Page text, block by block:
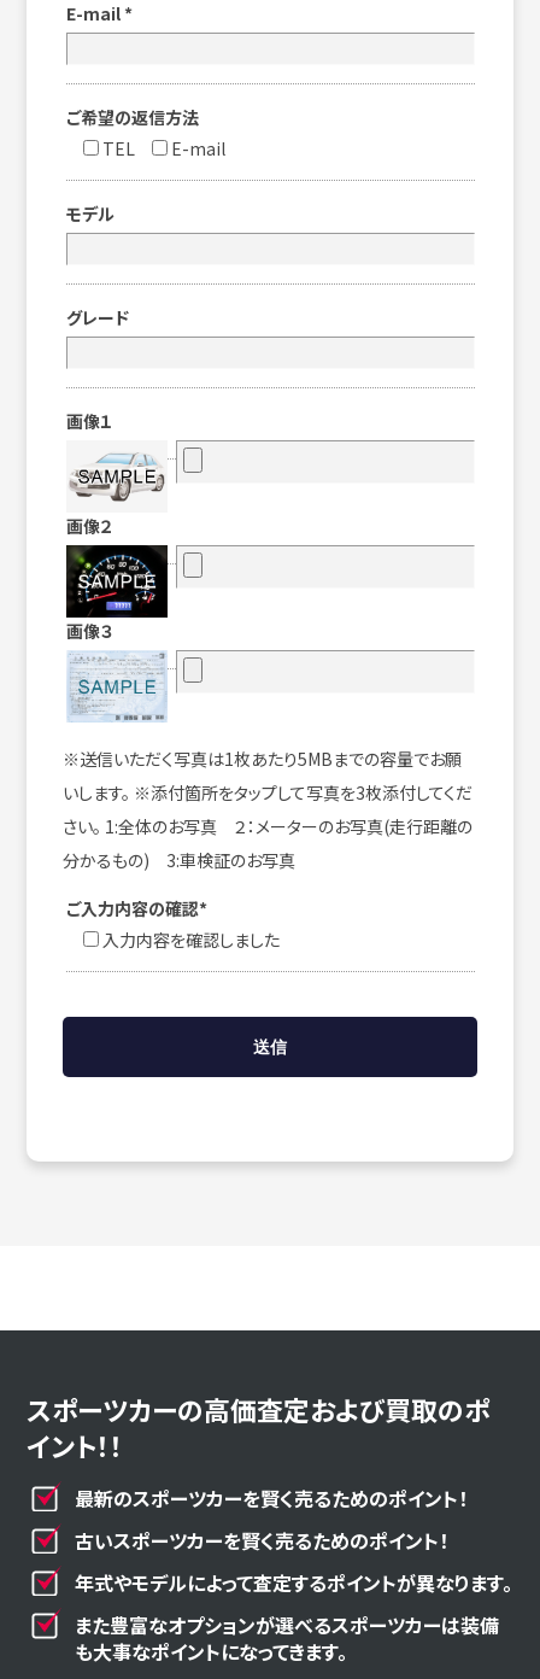
E-mail *
ご希望の返信方法
TEL
E-mail
モデル
グレード
画像１
画像２
画像３
※送信いただく写真は1枚あたり5MBまでの容量でお願
いします。 ※添付箇所をタップして写真を3枚添付してくだ
さい。 1:全体のお写真 ２：メーターのお写真(走行距離の
分かるもの) 3:車検証のお写真
ご入力内容の確認*
入力内容を確認しました
スポーツカーの高価査定および買取のポ
イント！！
最新のスポーツカーを賢く売るためのポイント！
古いスポーツカーを賢く売るためのポイント！
年式やモデルによって査定するポイントが異なります。
また豊富なオプションが選べるスポーツカーは装備
も大事なポイントになってきます。